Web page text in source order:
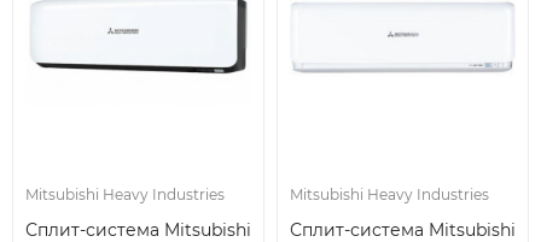
Mitsubishi Heavy Industries
Сплит-система Mitsubishi
Mitsubishi Heavy Industries
Сплит-система Mitsubishi